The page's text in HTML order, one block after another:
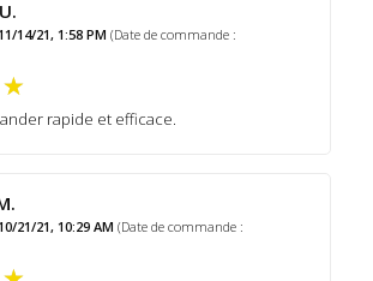
14/21, 1:58 PM (Date de commande :
rapide et efficace.
21/21, 10:29 AM (Date de commande :